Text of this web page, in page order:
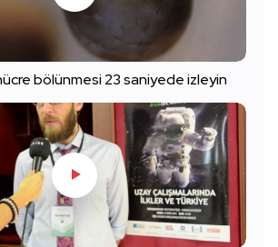
bölünmesi 23 saniyede izleyin